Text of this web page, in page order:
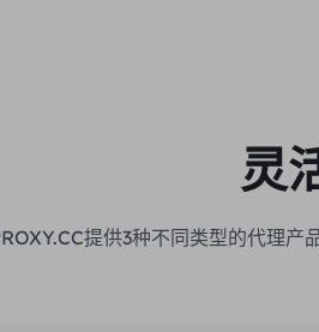
灵
提供3种不同类型的代理产